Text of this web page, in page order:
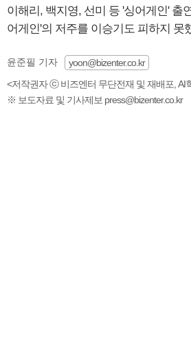
이해리, 백지영, 선미 등 '싱어게인' 출
어게인'의 저주를 이승기도 피하지 못
윤준필 기자
yoon@bizenter.co.kr
<저작권자 ⓒ 비즈엔터 무단전재 및 재배포, AI
※ 보도자료 및 기사제보 press@bizenter.co.kr